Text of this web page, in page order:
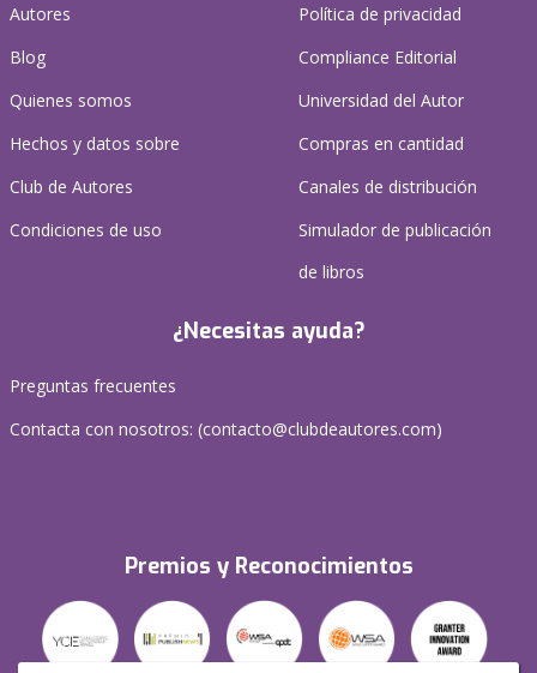
Autores
Blog
Quienes somos
Hechos y datos sobre
Club de Autores
Condiciones de uso
Política de privacidad
Compliance Editorial
Universidad del Autor
Compras en cantidad
Canales de distribución
Simulador de publicación
de libros
¿Necesitas ayuda?
Preguntas frecuentes
Contacta con nosotros: (contacto@clubdeautores.com)
Premios y Reconocimientos